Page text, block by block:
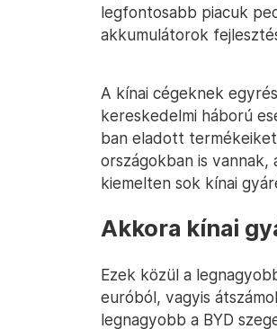
legfontosabb piacuk
akkumulátorok
A kínai cégeknek
kereskedelmi háború
ban eladott
országokban is
kiemelten sok kínai
Akkora kínai
Ezek közül a
euróból, vagyis
legnagyobb a BYD